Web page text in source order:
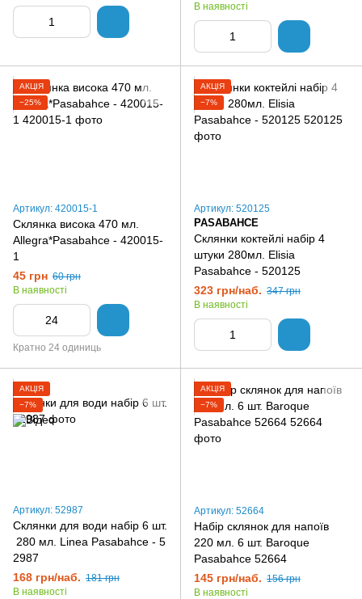
В наявності
АКЦІЯ
−25%
Артикул: 420015-1
Склянка висока 470 мл.
Allegra*Pasabahce - 420015-
1
45 грн 60 грн
В наявності
Кратно 24 одиниць
АКЦІЯ
−7%
Артикул: 520125
PASABAHCE
Склянки коктейлі набір 4
штуки 280мл. Elisia
Pasabahce - 520125
323 грн/наб. 347 грн
В наявності
АКЦІЯ
−7%
Артикул: 52987
Склянки для води набір 6 шт.
280 мл. Linea Pasabahce - 5
2987
168 грн/наб. 181 грн
В наявності
АКЦІЯ
−7%
Артикул: 52664
Набір склянок для напоїв
220 мл. 6 шт. Baroque
Pasabahce 52664
145 грн/наб. 156 грн
В наявності